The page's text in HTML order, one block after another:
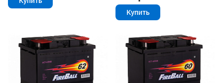
Купить